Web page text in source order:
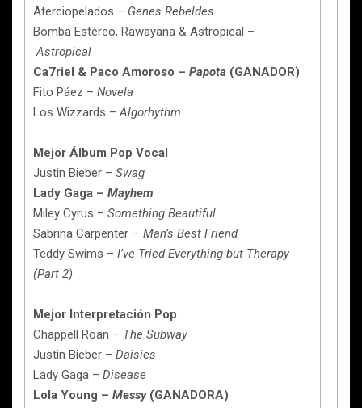
Aterciopelados – Genes Rebeldes
Bomba Estéreo, Rawayana & Astropical –
Astropical
Ca7riel & Paco Amoroso – Papota (GANADOR)
Fito Páez – Novela
Los Wizzards –Algorhythm
Mejor Álbum Pop Vocal
Justin Bieber – Swag
Lady Gaga – Mayhem
Miley Cyrus – Something Beautiful
Sabrina Carpenter – Man’s Best Friend
Teddy Swims – I’ve Tried Everything but Therapy
(Part 2)
Mejor Interpretación Pop
Chappell Roan – The Subway
Justin Bieber – Daisies
Lady Gaga – Disease
Lola Young – Messy(GANADORA)